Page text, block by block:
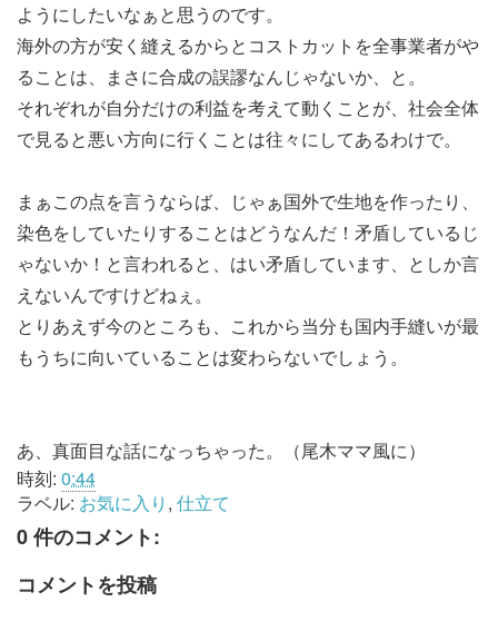
ようにしたいなぁと思うのです。
海外の方が安く縫えるからとコストカットを全事業者がや
ることは、まさに合成の誤謬なんじゃないか、と。
それぞれが自分だけの利益を考えて動くことが、社会全体
で見ると悪い方向に行くことは往々にしてあるわけで。
まぁこの点を言うならば、じゃぁ国外で生地を作ったり、
染色をしていたりすることはどうなんだ！矛盾しているじ
ゃないか！と言われると、はい矛盾しています、としか言
えないんですけどねぇ。
とりあえず今のところも、これから当分も国内手縫いが最
もうちに向いていることは変わらないでしょう。
あ、真面目な話になっちゃった。（尾木ママ風に）
時刻: 0:44
ラベル: お気に入り , 仕立て
0 件のコメント:
コメントを投稿